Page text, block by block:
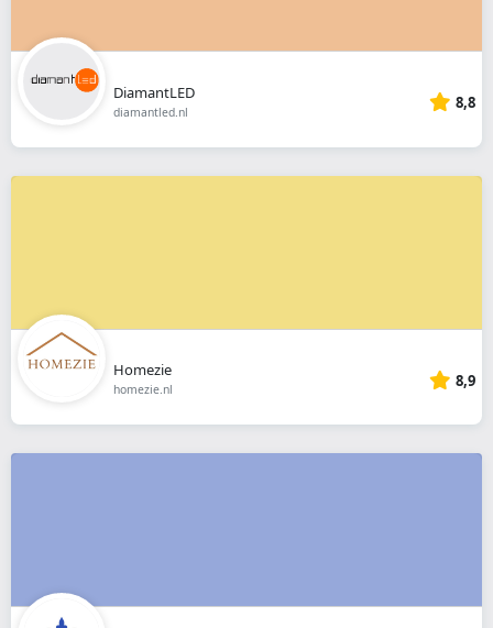
DiamantLED
diamantled.nl 8,8
Homezie
homezie.nl 8,9